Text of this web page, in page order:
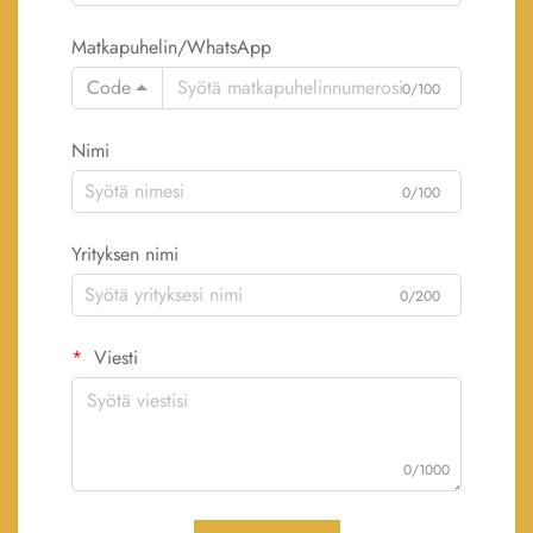
Matkapuhelin/WhatsApp
Code
0/100
Nimi
0/100
Yrityksen nimi
0/200
Viesti
0/1000